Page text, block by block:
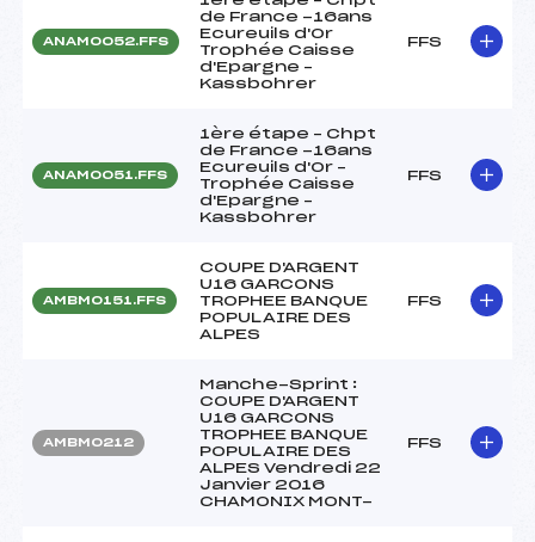
ANAM0052.FFS
de France -16ans
Ecureuils d'Or
Trophée Caisse
d'Epargne –
Kassbohrer
FFS
ANAM0051.FFS
1ère étape – Chpt
de France -16ans
Ecureuils d'Or –
Trophée Caisse
d'Epargne –
Kassbohrer
FFS
AMBM0151.FFS
COUPE D'ARGENT
U16 GARCONS
TROPHEE BANQUE
POPULAIRE DES
ALPES
FFS
AMBM0212
Manche-Sprint :
COUPE D'ARGENT
U16 GARCONS
TROPHEE BANQUE
POPULAIRE DES
ALPES Vendredi 22
Janvier 2016
CHAMONIX MONT-
FFS